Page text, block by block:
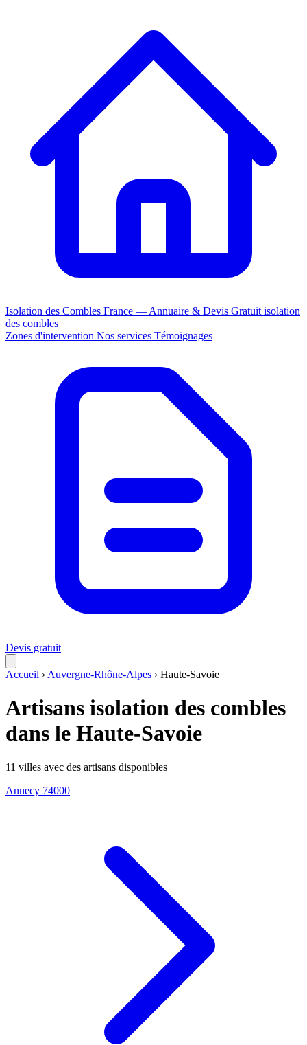
Isolation des Combles France — Annuaire & Devis Gratuit isolation
des combles
Zones d'intervention Nos services Témoignages
Devis gratuit
Accueil › Auvergne-Rhône-Alpes › Haute-Savoie
Artisans isolation des combles
dans le Haute-Savoie
11 villes avec des artisans disponibles
Annecy 74000